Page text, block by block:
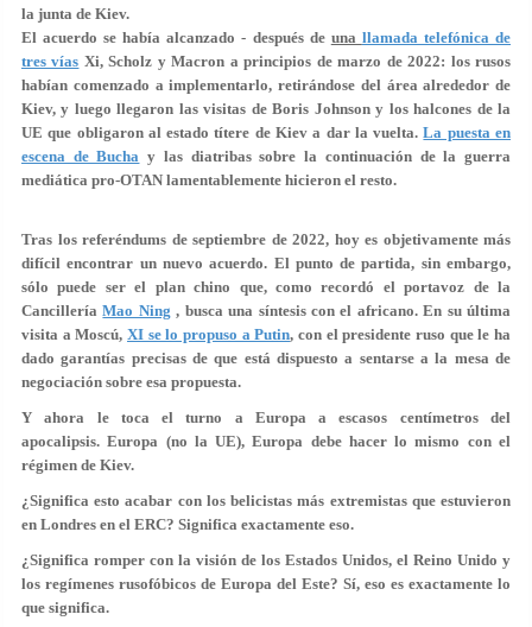
la junta de Kiev.
El acuerdo se había alcanzado - después de una llamada telefónica de
tres vías Xi, Scholz y Macron a principios de marzo de 2022: los rusos
habían comenzado a implementarlo, retirándose del área alrededor de
Kiev, y luego llegaron las visitas de Boris Johnson y los halcones de la
UE que obligaron al estado títere de Kiev a dar la vuelta.La puesta en
escena de Bucha y las diatribas sobre la continuación de la guerra
mediática pro-OTAN lamentablemente hicieron el resto.
Tras los referéndums de septiembre de 2022, hoy es objetivamente más
difícil encontrar un nuevo acuerdo. El punto de partida, sin embargo,
sólo puede ser el plan chino que, como recordó el portavoz de la
CancilleríaMao Ning , busca una síntesis con el africano. En su última
visita a Moscú, XI se lo propuso a Putin, con el presidente ruso que le ha
dado garantías precisas de que está dispuesto a sentarse a la mesa de
negociación sobre esa propuesta.
Y ahora le toca el turno a Europa a escasos centímetros del
apocalipsis. Europa (no la UE), Europa debe hacer lo mismo con el
régimen de Kiev.
¿Significa esto acabar con los belicistas más extremistas que estuvieron
en Londres en el ERC? Significa exactamente eso.
¿Significa romper con la visión de los Estados Unidos, el Reino Unido y
los regímenes rusofóbicos de Europa del Este? Sí, eso es exactamente lo
que significa.